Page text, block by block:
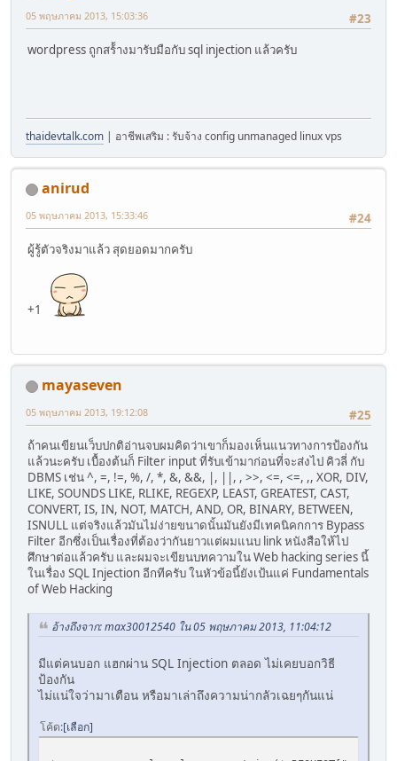
#23
05 พฤษภาคม 2013, 15:03:36
wordpress ถูกสร้้างมารับมือกับ sql injection แล้วครับ
thaidevtalk.com | อาชีพเสริม : รับจ้าง config unmanaged linux vps
anirud
#24
05 พฤษภาคม 2013, 15:33:46
ผู้รู้ตัวจริงมาแล้ว สุดยอดมากครับ
+1
mayaseven
#25
05 พฤษภาคม 2013, 19:12:08
ถ้าคนเขียนเว็บปกติอ่านจบผมคิดว่าเขาก็มองเห็นแนวทางการป้องกัน
แล้วนะครับ เบื้องต้นก็ Filter input ที่รับเข้ามาก่อนที่จะส่งไป คิวลี่ กับ
DBMS เช่น ^, =, !=, %, /, *, &, &&, |, ||, , >>, <=, <=, ,, XOR, DIV,
LIKE, SOUNDS LIKE, RLIKE, REGEXP, LEAST, GREATEST, CAST,
CONVERT, IS, IN, NOT, MATCH, AND, OR, BINARY, BETWEEN,
ISNULL แต่จริงแล้วมันไม่ง่ายขนาดนั้นมันยังมีเทคนิคกการ Bypass
Filter อีกซึ่งเป็นเรื่องที่ต้องว่ากันยาวแต่ผมแนบ link หนังสือให้ไป
ศึกษาต่อแล้วครับ และผมจะเขียนบทความใน Web hacking series นี้
ในเรื่อง SQL Injection อีกทีครับ ในหัวข้อนี้ยังเป้นแค่ Fundamentals
of Web Hacking
อ้างถึงจาก: max30012540 ใน 05 พฤษภาคม 2013, 11:04:12
มีแต่คนบอก แฮกผ่าน SQL Injection ตลอด ไม่เคยบอกวิธี
ป้องกัน
ไม่แน่ใจว่ามาเตือน หรือมาเล่าถึงความน่ากลัวเฉยๆกันแน่
โค้ด เลือก